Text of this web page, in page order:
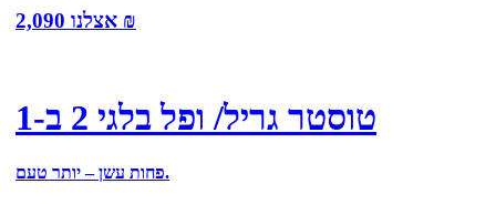
אצלנו 2,090 ₪
טוסטר גריל/ ופל בלגי 2 ב-1
פחות עשן – יותר טעם.